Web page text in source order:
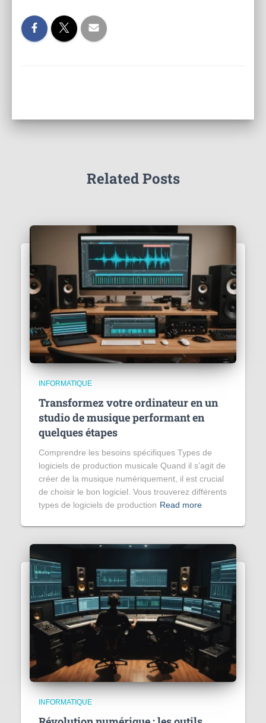
Related Posts
INFORMATIQUE
Transformez votre ordinateur en un
studio de musique performant en
quelques étapes
Comprendre les besoins spécifiques Types de
logiciels de production musicale Quand il s’agit de
créer de la musique numériquement, il est crucial
de choisir le bon logiciel. Vous trouverez différents
types de logiciels de production Read more
INFORMATIQUE